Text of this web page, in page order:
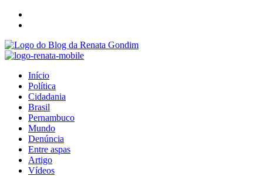
Início
Política
Cidadania
Brasil
Pernambuco
Mundo
Denúncia
Entre aspas
Artigo
Vídeos